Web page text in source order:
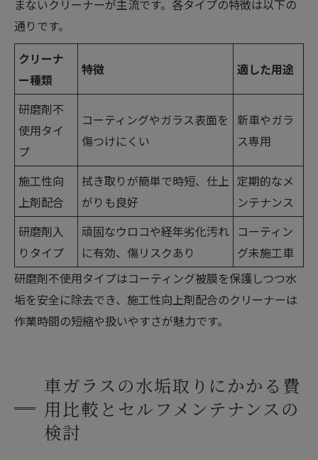
まないクリーナーが主流です。各タイプの特徴は以下の
通りです。
クリーナ
ー種類
特徴 適した用途
研磨剤不
使用タイ
プ
コーティングやガラス表面を
傷つけにくい
新車やガラ
ス専用
施工性向
上剤配合
拭き取りが簡単で時短、仕上
がりも良好
定期的なメ
ンテナンス
研磨剤入
りタイプ
頑固なウロコや経年劣化汚れ
に有効、傷リスクあり
コーティン
グ未施工車
研磨剤不使用タイプはコーティング被膜を保護しつつ水
垢を安全に除去でき、施工性向上剤配合のクリーナーは
作業時間の短縮や扱いやすさが魅力です。
車ガラスの水垢取りにかかる費
用比較とセルフメンテナンスの
検討